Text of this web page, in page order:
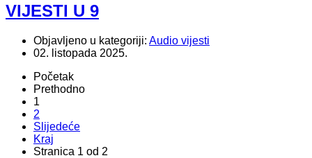
VIJESTI U 9
Objavljeno u kategoriji: Audio vijesti
02. listopada 2025.
Početak
Prethodno
1
2
Slijedeće
Kraj
Stranica 1 od 2